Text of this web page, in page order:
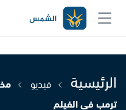
الرئيسية فيديو
ترمب في الفيلم